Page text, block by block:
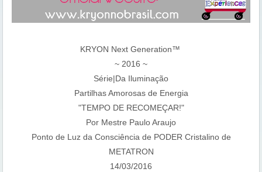
KRYON Next Generation™
~ 2016 ~
Série|Da Iluminação
Partilhas Amorosas de Energia
"TEMPO DE RECOMEÇAR!"
Por Mestre Paulo Araujo
Ponto de Luz da Consciência de PODER Cristalino de
METATRON
14/03/2016